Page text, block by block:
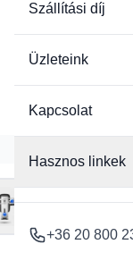
Szállítási díj
Üzleteink
Kapcsolat
Hasznos linkek
+36 20 800